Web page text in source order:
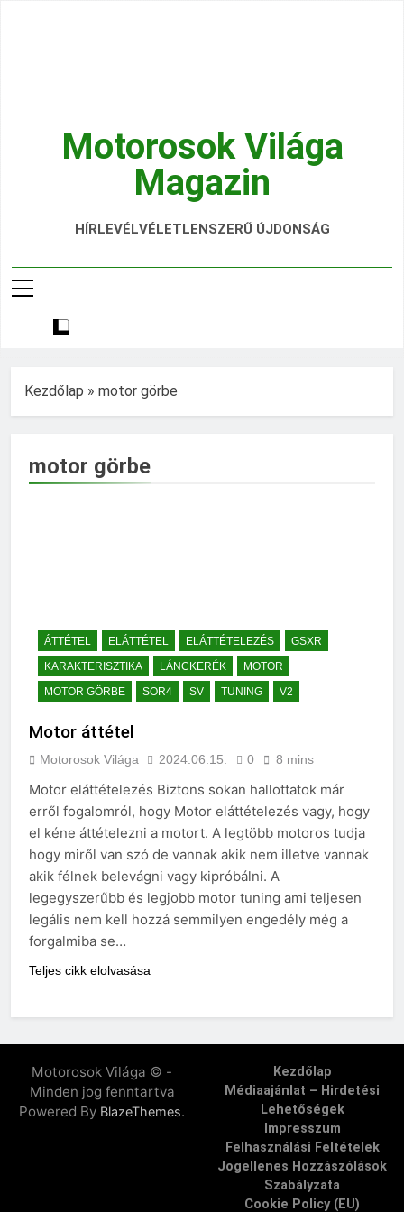
Motorosok Világa
Magazin
Hírek, Tesztek, Élmények Egy Helyen!
HÍRLEVÉLVÉLETLENSZERŰ ÚJDONSÁG
Kezdőlap » motor görbe
motor görbe
ÁTTÉTEL ELÁTTÉTEL ELÁTTÉTELEZÉS
GSXR
KARAKTERISZTIKA
LÁNCKERÉK
MOTOR
MOTOR GÖRBE
SOR4 SV TUNING V2
Motor áttétel
Motorosok Világa 2024.06.15. 0 8 mins
Motor eláttételezés Biztons sokan hallottatok már
erről fogalomról, hogy Motor eláttételezés vagy, hogy
el kéne áttételezni a motort. A legtöbb motoros tudja
hogy miről van szó de vannak akik nem illetve vannak
akik félnek belevágni vagy kipróbálni. A
legegyszerűbb és legjobb motor tuning ami teljesen
legális nem kell hozzá semmilyen engedély még a
forgalmiba se…
Teljes cikk elolvasása
Motorosok Világa © -
Minden jog fenntartva
Powered By BlazeThemes.
Kezdőlap
Médiaajánlat – Hirdetési
Lehetőségek
Impresszum
Felhasználási Feltételek
Jogellenes Hozzászólások
Szabályzata
Cookie Policy (EU)